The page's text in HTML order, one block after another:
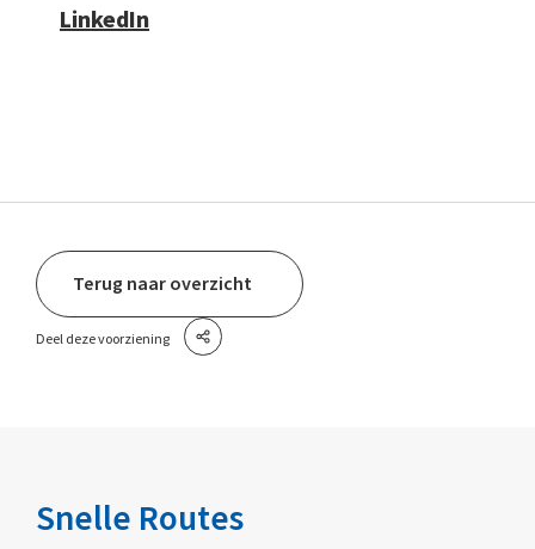
LinkedIn
Terug naar overzicht
Deel deze voorziening
Snelle Routes